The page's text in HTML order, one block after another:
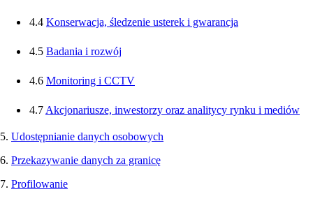
4.4 Konserwacja, śledzenie usterek i gwarancja
4.5 Badania i rozwój
4.6 Monitoring i CCTV
4.7Akcjonariusze, inwestorzy oraz analitycy rynku i mediów
5. Udostępnianie danych osobowych
6. Przekazywanie danych za granicę
7. Profilowanie